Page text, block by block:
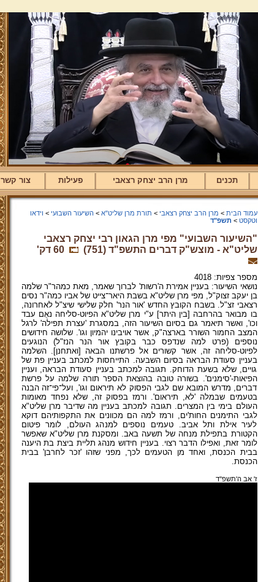
תכנים מרן הרב יצחק רצאבי פעילות צור קשר
עמוד הבית > מרן הרב יצחק רצאבי > תורת מרן שליט"א > השיעור השבועי > וידאו
וטקסט > תשפ"ד
"השיעור השבועי" מפי מרן הגאון רבי יצחק רצאבי
שליט"א - מוצש"ק דברים התשפ"ד (751)
60 דק'
מספר צפיות: 4018
נושאי השיעור: בעניין אמירת ה'רשות' לברוך שאמר, מאת כמהר"ר שלמה
בן יעקב זצוק"ל, מפי מרן שליט"א בשבת היאר־צייט של אביו כמה"ר נסים
רצאבי זצ"ל. בשבח הקובץ החדש 'אור הנר' חלק שלישי שיצ"ל לאחרונה,
בו מבואר בהרחבה [בין היתר] ע"י מרן שליט"א הפיוט-סליחה נאֻם עבד
וכו', ואשר תיאמר גם בסיום השיעור הזה, במסגרת 'עצרת תפילה' לרגל
המצב החמור השורר בארצה"ק, אשר אויבינו יהמיון וגו'. שלושה חידושים
נוספים (פרט למה שנדפס כבר בקובץ אור הנר הנז"ל) הנוגעים
לפיוט-סליחה זה, אשר קשורים אל פרשתנו הבאה [ואתחנן]. השלמה
בעניין סעודת הבראה בסיום השבעה. התייחסות למכתב בעניין פת של
גויים, שלא בשעת הדוחק. תגובה למכתב בעניין סעודת הבראה, ועניין
הפיאות-'סימנים'. בשורה טובה בהוצאת הספר תורה שלמה על פרשת
דברים, מדרש המובא שם לגבי הפסוק לא תיראום וגו', ועל־פי־זה הבנה
בטעמים שבמלה 'לא, תיראום'. ורמז בפסוק זה, שלא נפחד מאומות
העולם בימי בין המצרים. תגובה למכתב בעניין מה שדיבר מרן שליט"א
לגבי התימנים החות'ים, ורמז למה הם מכוונים את התקפותיהם דוקא
לעיר אילת ותל אביב. טעמים נוספים למנהג העולם, לומר פיטום
הקטורת בתפילת מנחה של תשעה באב. ומסקנת מרן שליט"א שאפשר
לומר זאת, ואפילו הדבר רצוי. בעניין חידוש מנהג תליית ביצת בת היענה
בבית הכנסת, ואחד מן הטעמים לכך, מפני שזהו 'זכר לחרבן' בבית
הכנסת.
ז' אב ה'תשפ''ד